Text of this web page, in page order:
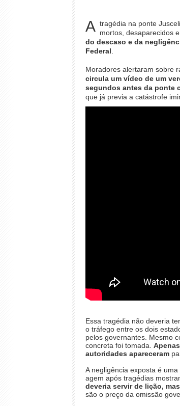
A tragédia na ponte
mortos, desaparecidos
do descaso e da
Federal
Moradores alertaram sobre
circula um vídeo de um
segundos antes da ponte
que já previa a catástrofe
Essa tragédia não deveria
o tráfego entre os dois
pelos governantes. Mesmo
concreta foi tomada.
autoridades apareceram
A negligência exposta é uma
agem após tragédias
deveria servir de lição,
são o preço da omissão